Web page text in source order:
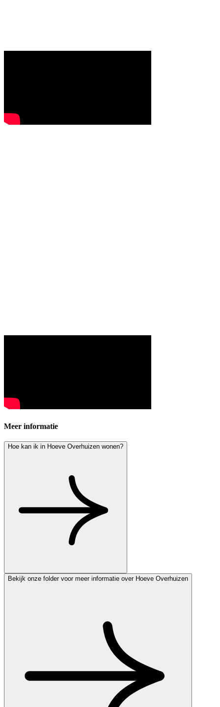
Meer informatie
Hoe kan ik in Hoeve Overhuizen wonen?
Bekijk onze folder voor meer informatie over Hoeve Overhuizen